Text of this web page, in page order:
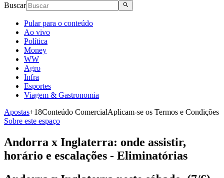
Buscar
Pular para o conteúdo
Ao vivo
Política
Money
WW
Agro
Infra
Esportes
Viagem & Gastronomia
Apostas+18Conteúdo ComercialAplicam-se os Termos e Condições
Sobre este espaço
Andorra x Inglaterra: onde assistir,
horário e escalações - Eliminatórias